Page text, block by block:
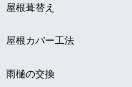
屋根葺替え
屋根カバー工法
雨樋の交換